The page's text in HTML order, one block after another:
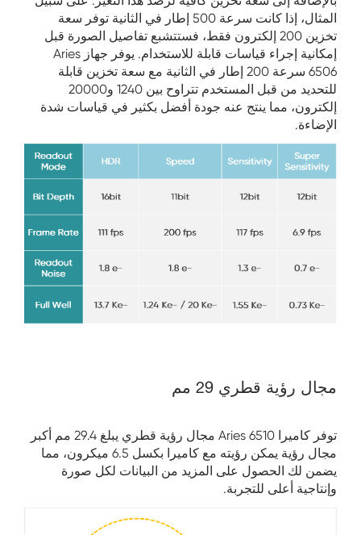
المثال، إذا كانت سرعة 500 إطار في الثانية توفر سعة
تخزين 200 إلكترون فقط، فستتشبع تفاصيل الصورة قبل
إمكانية إجراء قياسات قابلة للاستخدام. يوفر جهاز Aries
6506 سرعة 200 إطار في الثانية مع سعة تخزين قابلة
للتحديد من قبل المستخدم تتراوح بين 1240 و20000
إلكترون، مما ينتج عنه جودة أفضل بكثير في قياسات شدة
الإضاءة.
مجال رؤية قطري 29 مم
توفر كاميرا Aries 6510 مجال رؤية قطري يبلغ 29.4 مم أكبر
مجال رؤية يمكن رؤيته مع كاميرا بكسل 6.5 ميكرون، مما
يضمن لك الحصول على المزيد من البيانات لكل صورة
وإنتاجية أعلى للتجربة.